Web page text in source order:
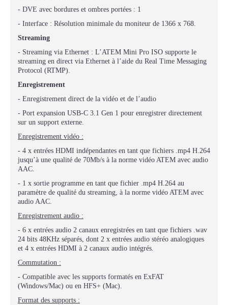
- DVE avec bordures et ombres portées : 1
- Interface : Résolution minimale du moniteur de 1366 x 768.
Streaming
- Streaming via Ethernet : L’ATEM Mini Pro ISO supporte le
streaming en direct via Ethernet à l’aide du Real Time Messaging
Protocol (RTMP).
Enregistrement
- Enregistrement direct de la vidéo et de l’audio
- Port expansion USB-C 3.1 Gen 1 pour enregistrer directement
sur un support externe.
Enregistrement vidéo :
- 4 x entrées HDMI indépendantes en tant que fichiers .mp4 H.264
jusqu’à une qualité de 70Mb/s à la norme vidéo ATEM avec audio
AAC.
- 1 x sortie programme en tant que fichier .mp4 H.264 au
paramètre de qualité du streaming, à la norme vidéo ATEM avec
audio AAC.
Enregistrement audio :
- 6 x entrées audio 2 canaux enregistrées en tant que fichiers .wav
24 bits 48KHz séparés, dont 2 x entrées audio stéréo analogiques
et 4 x entrées HDMI à 2 canaux audio intégrés.
Commutation :
- Compatible avec les supports formatés en ExFAT
(Windows/Mac) ou en HFS+ (Mac).
Format des supports :